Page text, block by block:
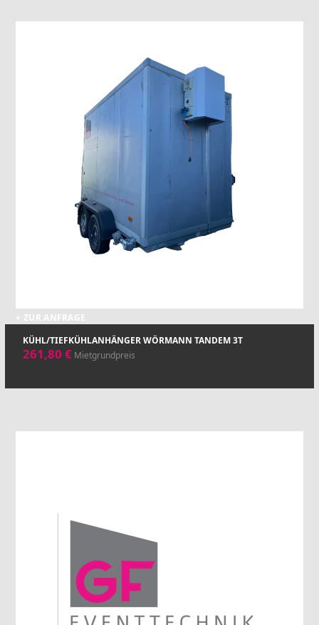
+ ZUR ANFRAGE
KÜHL/TIEFKÜHLANHÄNGER WÖRMANN TANDEM 3T
261,80€ Mietgrundpreis